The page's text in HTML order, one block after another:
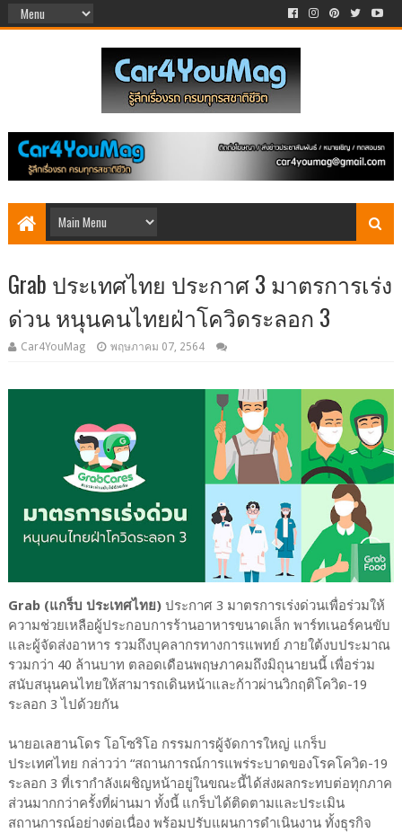
Grab ประเทศไทย ประกาศ 3 มาตรการเร่ง
ด่วน หนุนคนไทยฝ่าโควิดระลอก 3
Car4YouMag พฤษภาคม 07, 2564
Grab (แกร็บ ประเทศไทย) ประกาศ 3 มาตรการเร่งด่วนเพื่อร่วมให้
ความช่วยเหลือผู้ประกอบการร้านอาหารขนาดเล็ก พาร์ทเนอร์คนขับ
และผู้จัดส่งอาหาร รวมถึงบุคลากรทางการแพทย์ ภายใต้งบประมาณ
รวมกว่า 40 ล้านบาท ตลอดเดือนพฤษภาคมถึงมิถุนายนนี้ เพื่อร่วม
สนับสนุนคนไทยให้สามารถเดินหน้าและก้าวผ่านวิกฤติโควิด-19
ระลอก 3 ไปด้วยกัน
นายอเลฮานโดร โอโซริโอ กรรมการผู้จัดการใหญ่ แกร็บ
ประเทศไทย กล่าวว่า “สถานการณ์การแพร่ระบาดของโรคโควิด-19
ระลอก 3 ที่เรากำลังเผชิญหน้าอยู่ในขณะนี้ได้ส่งผลกระทบต่อทุกภาค
ส่วนมากกว่าครั้งที่ผ่านมา ทั้งนี้ แกร็บได้ติดตามและประเมิน
สถานการณ์อย่างต่อเนื่อง พร้อมปรับแผนการดำเนินงาน ทั้งธุรกิจ